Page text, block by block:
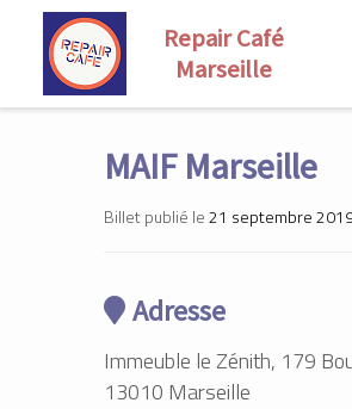
MAIF Marseille
Billet publié le21 septembre
Adresse
Immeuble le Zénith, 179
13010 Marseille